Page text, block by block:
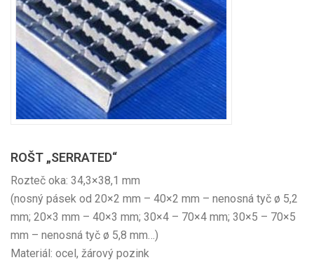
ROŠT „SERRATED“
Rozteč oka: 34,3×38,1 mm
(nosný pásek od 20×2 mm – 40×2 mm – nenosná tyč ø 5,2
mm; 20×3 mm – 40×3 mm; 30×4 – 70×4 mm; 30×5 – 70×5
mm – nenosná tyč ø 5,8 mm…)
Materiál: ocel, žárový pozink